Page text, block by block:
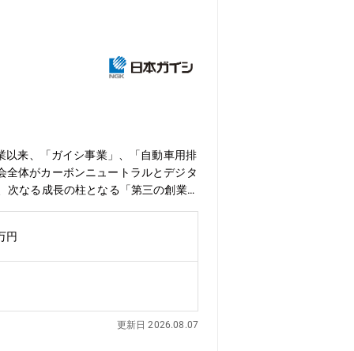
以来、「ガイシ事業」、「自動車用排
体がカーボンニュートラルとデジタ
なる成長の柱となる「第三の創業」
リング・調達・建設）への対応増が
を募集しています。【職務の特色】
る地域活性などにも貢献する社会的意
求に耳を傾け、前例にとらわれずに
あり、ソリューション提案でも様々
新しい業務の立ち上げに関わること
ーション事業で展開する再エネEPCビ
円
更新日 2026.08.07